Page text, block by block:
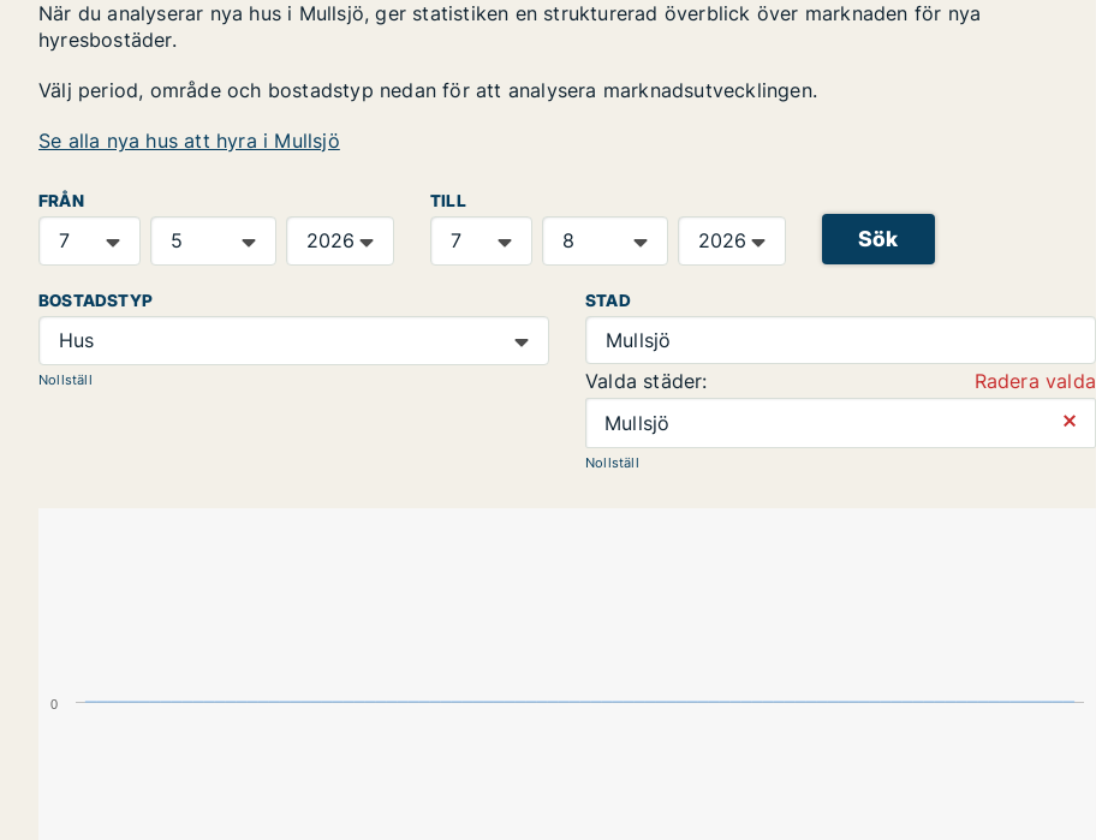
När du analyserar nya hus i Mullsjö, ger statistiken en strukturerad överblick över marknaden för nya
hyresbostäder.
Välj period, område och bostadstyp nedan för att analysera marknadsutvecklingen.
Se alla nya hus att hyra i Mullsjö
FRÅN TILL
Sök
BOSTADSTYP
Hus
Nollställ
STAD
Mullsjö
Valda städer:
Radera valda
Mullsjö
⨯
Nollställ
0